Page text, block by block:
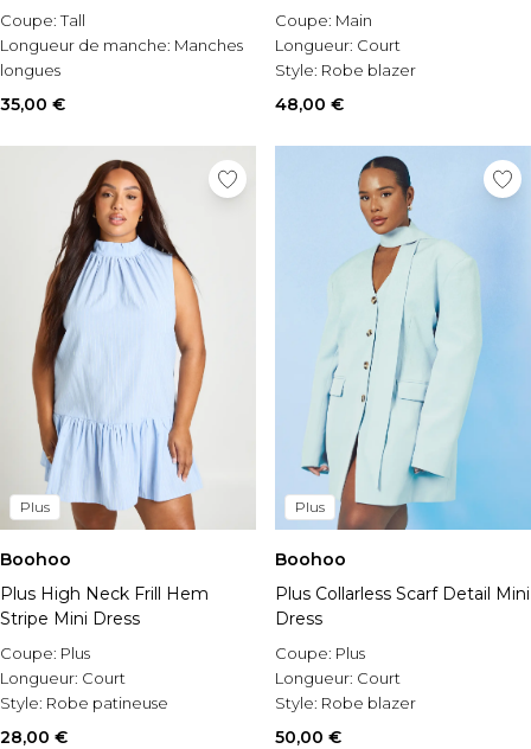
Coupe:Tall
Longueur de manche: Manches
longues
Occasion:
35,00 €
Coupe: Main
Longueur: Court
Style: Robe blazer
48,00 €
Plus
Boohoo
Plus High Neck Frill Hem
Stripe Mini Dress
Coupe: Plus
Longueur: Court
Style: Robe patineuse
28,00 €
Plus
Boohoo
Plus Collarless Scarf Detail Mini
Dress
Coupe: Plus
Longueur: Court
Style: Robe blazer
50,00 €